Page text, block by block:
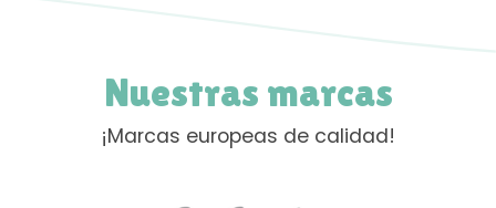
Nuestras marcas
¡Marcas europeas de calidad!